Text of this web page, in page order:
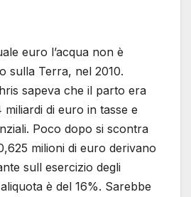
euro l’acqua non è
sulla Terra, nel 2010.
sapeva che il parto era
di euro in tasse e
Poco dopo si scontra
milioni di euro derivano
sull esercizio degli
è del 16%. Sarebbe